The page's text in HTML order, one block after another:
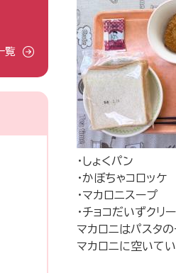
・しょくパン
・かぼちゃコロッケ
・マカロニスープ
・チョコだいずクリ
マカロニはパスタ
マカロニに空いて
覧